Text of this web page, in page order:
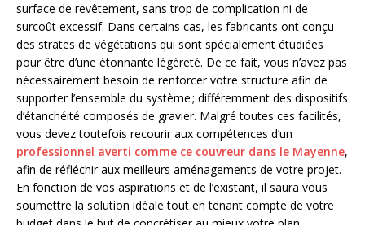
surface de revêtement, sans trop de complication ni de
surcoût excessif. Dans certains cas, les fabricants ont conçu
des strates de végétations qui sont spécialement étudiées
pour être d’une étonnante légèreté. De ce fait, vous n’avez pas
nécessairement besoin de renforcer votre structure afin de
supporter l’ensemble du système ; différemment des dispositifs
d’étanchéité composés de gravier. Malgré toutes ces facilités,
vous devez toutefois recourir aux compétences d’un
professionnel averti comme ce couvreur dans le Mayenne,
afin de réfléchir aux meilleurs aménagements de votre projet.
En fonction de vos aspirations et de l’existant, il saura vous
soumettre la solution idéale tout en tenant compte de votre